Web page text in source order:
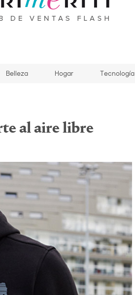
Belleza Hogar Tecnología
al aire libre